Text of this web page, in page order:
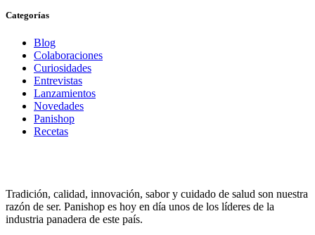
Categorías
Blog
Colaboraciones
Curiosidades
Entrevistas
Lanzamientos
Novedades
Panishop
Recetas
Tradición, calidad, innovación, sabor y cuidado de salud son nuestra
razón de ser. Panishop es hoy en día unos de los líderes de la
industria panadera de este país.